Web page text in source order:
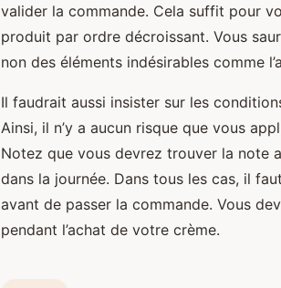
valider la commande. Cela suffit pour
produit par ordre décroissant. Vous
non des éléments indésirables comme
Il faudrait aussi insister sur les
Ainsi, il n’y a aucun risque que vous
Notez que vous devrez trouver la note
dans la journée. Dans tous les cas, il
avant de passer la commande. Vous
pendant l’achat de votre crème.